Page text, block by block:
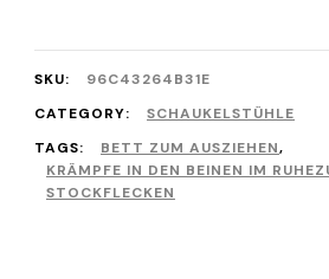
SKU:
96C43264B31E
CATEGORY:
SCHAUKELSTÜHLE
TAGS:
BETT ZUM AUSZIEHEN,
KRÄMPFE IN DEN BEINEN IM
STOCKFLECKEN